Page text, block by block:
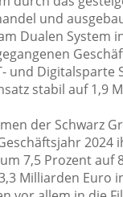
und
Dualen System
und Digitalsparte
stabil auf 1,9
der Schwarz
2024
7,5 Prozent auf
Milliarden Euro